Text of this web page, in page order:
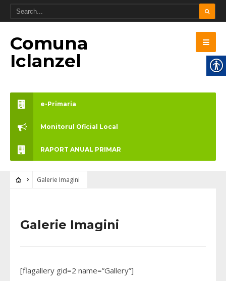
Comuna
Iclanzel
e-Primaria
Monitorul Oficial Local
RAPORT ANUAL PRIMAR
Galerie Imagini
Galerie Imagini
[flagallery gid=2 name=”Gallery”]